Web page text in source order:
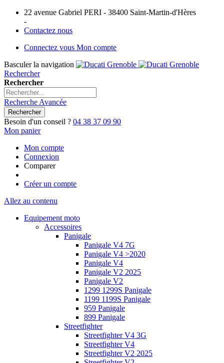
22 avenue Gabriel PERI - 38400 Saint-Martin-d'Hères
-
Contactez nous
Connectez vous Mon compte
Basculer la navigation
Rechercher
Rechercher
Recherche Avancée
Rechercher
Besoin d'un conseil ? 04 38 37 09 90
Mon panier
Mon compte
Connexion
Comparer
Créer un compte
Allez au contenu
Equipement moto
Accessoires
Panigale
Panigale V4 7G
Panigale V4 >2020
Panigale V4
Panigale V2 2025
Panigale V2
1299 1299S Panigale
1199 1199S Panigale
959 Panigale
899 Panigale
Streetfighter
Streetfighter V4 3G
Streetfighter V4
Streetfighter V2 2025